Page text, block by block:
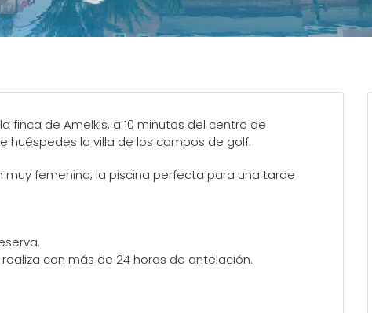
finca de Amelkis, a 10 minutos del centro de
huéspedes la villa de los campos de golf.
femenina, la piscina perfecta para una tarde
con más de 24 horas de antelación.